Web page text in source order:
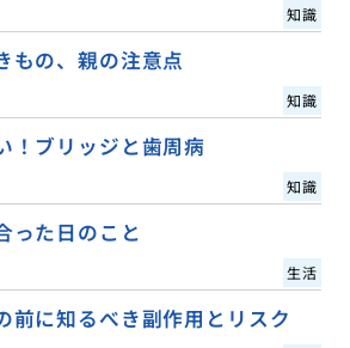
知識
もの、親の注意点
知識
！ブリッジと歯周病
知識
った日のこと
生活
前に知るべき副作用とリスク